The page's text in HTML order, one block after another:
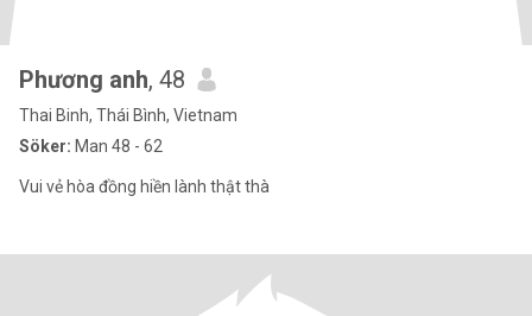
Phương anh, 48
Thai Binh, Thái Bình, Vietnam
Söker: Man 48 - 62
Vui vẻ hòa đồng hiền lành thật thà